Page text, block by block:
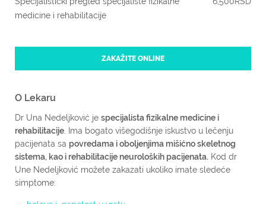
medicine i rehabilitacije
ZAKAŽITE ONLINE
O Lekaru
Dr Una Nedeljković je specijalista fizikalne medicine i
rehabilitacije . Ima bogato višegodišnje iskustvo u lečenju
pacijenata sa povredama i oboljenjima mišićno skeletnog
sistema, kao i rehabilitacije neuroloških pacijenata. Kod dr
Une Nedeljković možete zakazati ukoliko imate sledeće
simptome: